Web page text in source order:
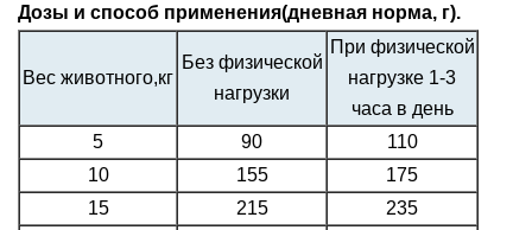
Дозы и способ применения(дневная норма, г).
Вес животного,кг
Без физической
нагрузки
При физической
нагрузке 1-3
часа в день
5
90
110
10
155
175
15
215
235